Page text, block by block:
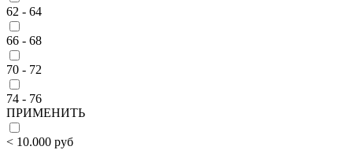
62 - 64
66 - 68
70 - 72
74 - 76
ПРИМЕНИТЬ
< 10.000 руб